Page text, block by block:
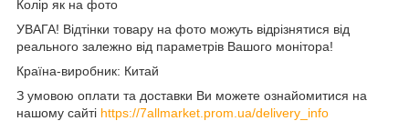
Колір як на фото
УВАГА! Відтінки товару на фото можуть відрізнятися від
реального залежно від параметрів Вашого монітора!
Країна-виробник: Китай
З умовою оплати та доставки Ви можете ознайомитися на
нашому сайті https://7allmarket.prom.ua/delivery_info